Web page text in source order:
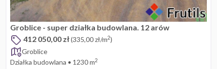
Groblice - super działka budowlana. 12 arów
412 050,00 zł(335,00 zł/m2)
Groblice
Działka budowlana • 1230 m2